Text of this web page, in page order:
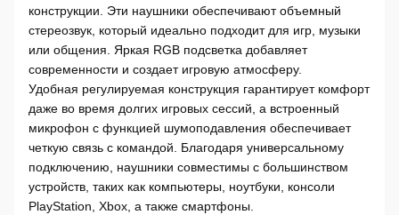
конструкции. Эти наушники обеспечивают объемный
стереозвук, который идеально подходит для игр, музыки
или общения. Яркая RGB подсветка добавляет
современности и создает игровую атмосферу.
Удобная регулируемая конструкция гарантирует комфорт
даже во время долгих игровых сессий, а встроенный
микрофон с функцией шумоподавления обеспечивает
четкую связь с командой. Благодаря универсальному
подключению, наушники совместимы с большинством
устройств, таких как компьютеры, ноутбуки, консоли
PlayStation, Xbox, а также смартфоны.